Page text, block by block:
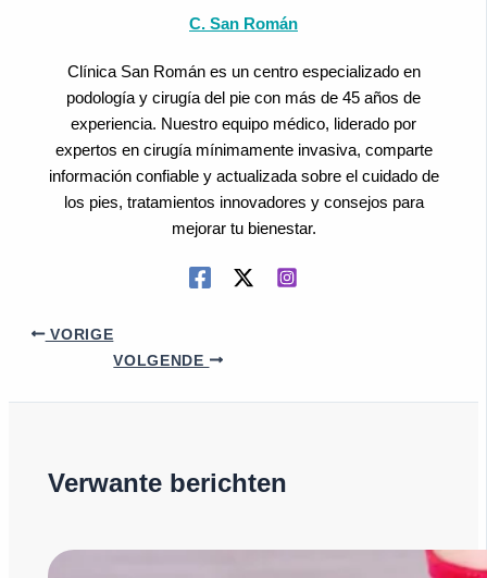
C. San Román
Clínica San Román es un centro especializado en
podología y cirugía del pie con más de 45 años de
experiencia. Nuestro equipo médico, liderado por
expertos en cirugía mínimamente invasiva, comparte
información confiable y actualizada sobre el cuidado de
los pies, tratamientos innovadores y consejos para
mejorar tu bienestar.
VORIGE
VOLGENDE
Verwante berichten